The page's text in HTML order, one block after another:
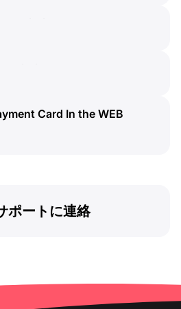
Card In the WEB
ポートに連絡